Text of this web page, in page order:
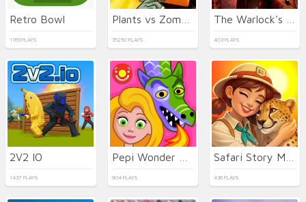
Retro Bowl
1169 PLAYS 35250 PLAYS 403 PLAYS
2V2 IO
1437 PLAYS 904 PLAYS 436 PLAYS